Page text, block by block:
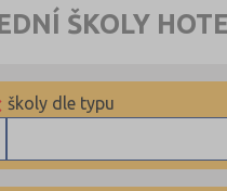
ŠKOLY
školy dle typu